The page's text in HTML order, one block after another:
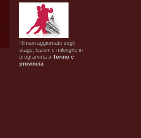
Rimani aggiornato sugli
stage, lezioni e milonghe in
programma a Torino e
provincia